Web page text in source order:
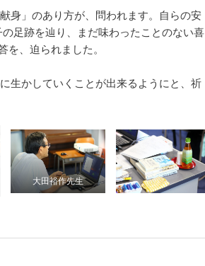
身」のあり方が、問われます。自らの安
足跡を辿り、まだ味わったことのない喜
、迫られました。
生かしていくことが出来るようにと、祈
大田裕作先生